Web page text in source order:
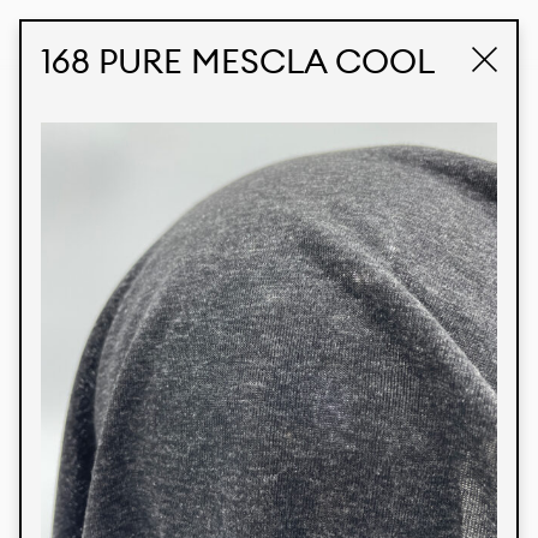
168 PURE MESCLA COOL
Produtos
Temos orgulho de expressar nossa identidade
brasileira por meio de nossos tecidos e estampas
personalizadas, trabalhando em colaboração
com nossos clientes e dando vida aos seus
conceitos e criações. Nossa extensa linha de
produtos tem opções para diferentes mercados.
Oferecemos também tecidos ecológicos e
tecnológicos que podem ser acabados em
qualquer cor sólida ou impressão digital.
Cores